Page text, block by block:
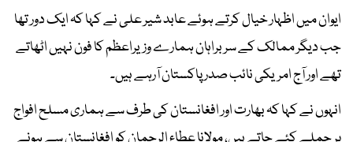
ایوان میں اظہار خیال کرتے ہوئے عابد شیر علی نے کہا کہ ایک دور تھا
جب دیگر ممالک کے سربراہان ہمارے وزیراعظم کا فون نہیں اٹھاتے
تھے اور آج امریکی نائب صدر پاکستان آرہے ہیں۔
انہوں نے کہا کہ بھارت اور افغانستان کی طرف سے ہماری مسلح افواج